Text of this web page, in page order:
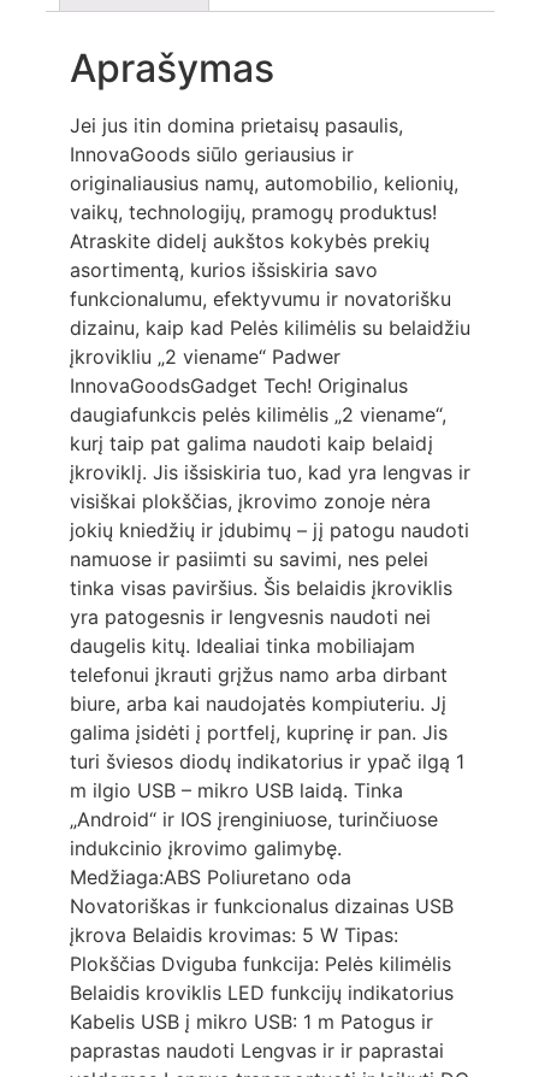
Aprašymas
Jei jus itin domina prietaisų pasaulis,
InnovaGoods siūlo geriausius ir
originaliausius namų, automobilio, kelionių,
vaikų, technologijų, pramogų produktus!
Atraskite didelį aukštos kokybės prekių
asortimentą, kurios išsiskiria savo
funkcionalumu, efektyvumu ir novatorišku
dizainu, kaip kad Pelės kilimėlis su belaidžiu
įkrovikliu „2 viename“ Padwer
InnovaGoodsGadget Tech! Originalus
daugiafunkcis pelės kilimėlis „2 viename“,
kurį taip pat galima naudoti kaip belaidį
įkroviklį. Jis išsiskiria tuo, kad yra lengvas ir
visiškai plokščias, įkrovimo zonoje nėra
jokių kniedžių ir įdubimų – jį patogu naudoti
namuose ir pasiimti su savimi, nes pelei
tinka visas paviršius. Šis belaidis įkroviklis
yra patogesnis ir lengvesnis naudoti nei
daugelis kitų. Idealiai tinka mobiliajam
telefonui įkrauti grįžus namo arba dirbant
biure, arba kai naudojatės kompiuteriu. Jį
galima įsidėti į portfelį, kuprinę ir pan. Jis
turi šviesos diodų indikatorius ir ypač ilgą 1
m ilgio USB – mikro USB laidą. Tinka
„Android“ ir IOS įrenginiuose, turinčiuose
indukcinio įkrovimo galimybę.
Medžiaga:ABS Poliuretano oda
Novatoriškas ir funkcionalus dizainas USB
įkrova Belaidis krovimas: 5 W Tipas:
Plokščias Dviguba funkcija: Pelės kilimėlis
Belaidis kroviklis LED funkcijų indikatorius
Kabelis USB į mikro USB: 1 m Patogus ir
paprastas naudoti Lengvas ir ir paprastai